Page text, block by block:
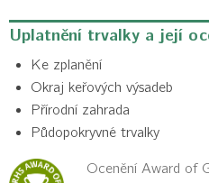
Uplatnění trvalky a její
Ke zplanění
Okraj keřových výsadeb
Přírodní zahrada
Půdopokryvné trvalky
Ocenění Award of